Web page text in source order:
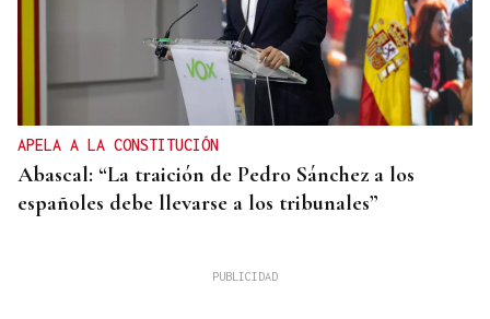
APELA A LA CONSTITUCIÓN
Abascal: “La traición de Pedro Sánchez a los
españoles debe llevarse a los tribunales”